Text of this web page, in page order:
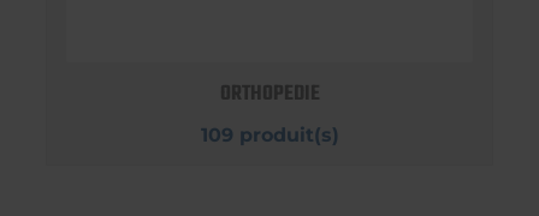
ORTHOPEDIE
109 produit(s)